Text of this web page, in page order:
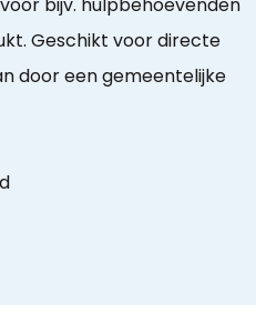
bijv. hulpbehoevenden
Geschikt voor directe
door een gemeentelijke